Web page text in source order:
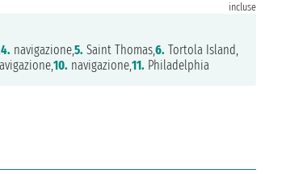
incluse
4. navigazione,5. Saint Thomas,6. Tortola Island,
10. navigazione,11. Philadelphia